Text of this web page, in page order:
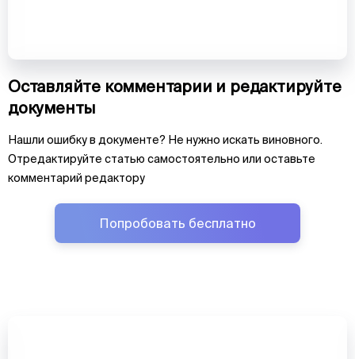
Оставляйте комментарии и редактируйте
документы
Нашли ошибку в документе? Не нужно искать виновного.
Отредактируйте статью самостоятельно или оставьте
комментарий редактору
Попробовать бесплатно